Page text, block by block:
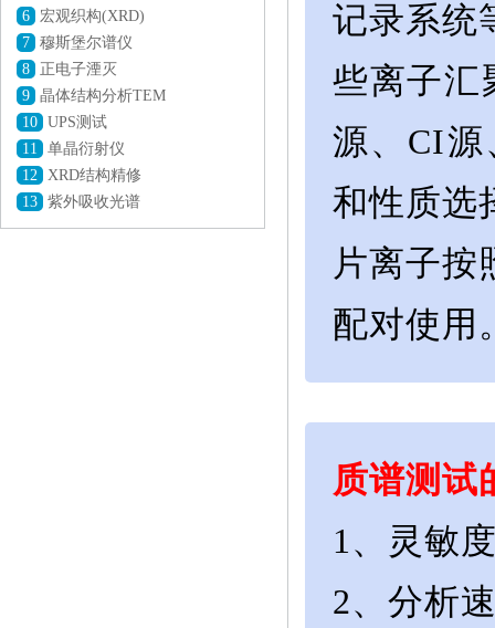
记录系统
些离子汇
源、CI
和性质选
片离子按
配对使用
质谱测试
1、灵敏
2、分析
6
宏观织构(XRD)
7 穆斯堡尔谱仪
8
正电子湮灭
9 晶体结构分析TEM
10 UPS测试
11
单晶衍射仪
12 XRD结构精修
13 紫外吸收光谱